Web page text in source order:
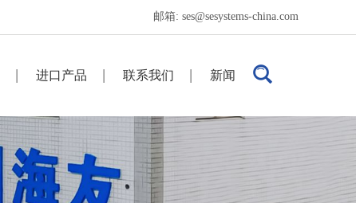
邮箱: ses@sesystems-china.com
进口产品 联系我们 新闻